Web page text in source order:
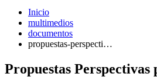
Inicio
multimedios
documentos
propuestas-perspecti…
Propuestas